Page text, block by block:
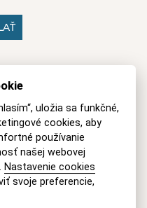
(8-18 h Po-Pia)uložia sa funkčné,
cookies, aby
používanie
našej webovej
Nastavenie cookies
svoje preferencie,